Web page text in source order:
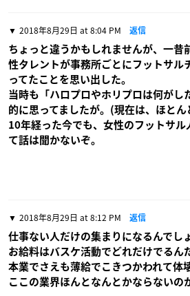
2018年8月29日 at 8:04 PM 返信
ちょっと違うかもしれませんが、一昔
性タレントが事務所ごとにフットサル
ってたことを思い出した。
当時も「ハロプロやホリプロは何が
的に思ってましたが。(現在は、ほと
10年経った今でも、女性のフットサル
て話は聞かないぞ。
2018年8月29日 at 8:12 PM 返信
仕事ない人だけの集まりになるんでし
お給料はバスケ活動でどれだけでるん
本業でさえも薄給でこきつかわれて体
ここの業界ほんとなんとかならないの